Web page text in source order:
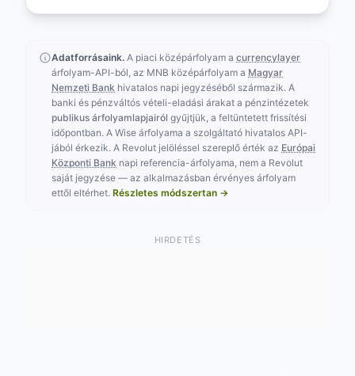
Adatforrásaink. A piaci középárfolyam a currencylayer
árfolyam-API-ból, az MNB középárfolyam a Magyar
Nemzeti Bank hivatalos napi jegyzéséből származik. A
banki és pénzváltós vételi-eladási árakat a pénzintézetek
publikus árfolyamlapjairól gyűjtjük, a feltüntetett frissítési
időpontban. A Wise árfolyama a szolgáltató hivatalos API-
jából érkezik. A Revolut jelöléssel szereplő érték az Európai
Központi Bank napi referencia-árfolyama, nem a Revolut
saját jegyzése — az alkalmazásban érvényes árfolyam
ettől eltérhet. Részletes módszertan →
HIRDETÉS